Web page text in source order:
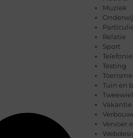
Muziek
Relatie
Sport
Telefonie
Testing
Toerisme
Tuin en
Vakantie
Vervoer